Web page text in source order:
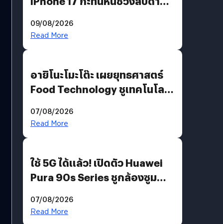
09/08/2026
Read More
อายิโนะโมะโต๊ะ เผยยุทธศาสตร์
Food Technology ชูเทคโนโลยี
บริโภคและ B2B
07/08/2026
Read More
ใช้ 5G ได้แล้ว! เปิดตัว Huawei
Pura 90s Series ชูกล้องซูม
07/08/2026
Read More